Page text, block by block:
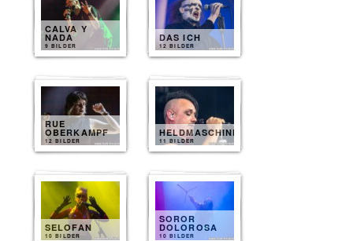
CALVA Y
NADA
9 BILDER
DAS ICH
12 BILDER
RUE
OBERKAMPF
12 BILDER
HELDMASCHINE
11 BILDER
SELOFAN
10 BILDER
SOROR
DOLOROSA
10 BILDER